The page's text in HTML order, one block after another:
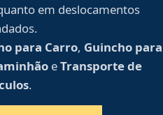
em deslocamentos
para Carro, Guincho para
eTransporte de
.